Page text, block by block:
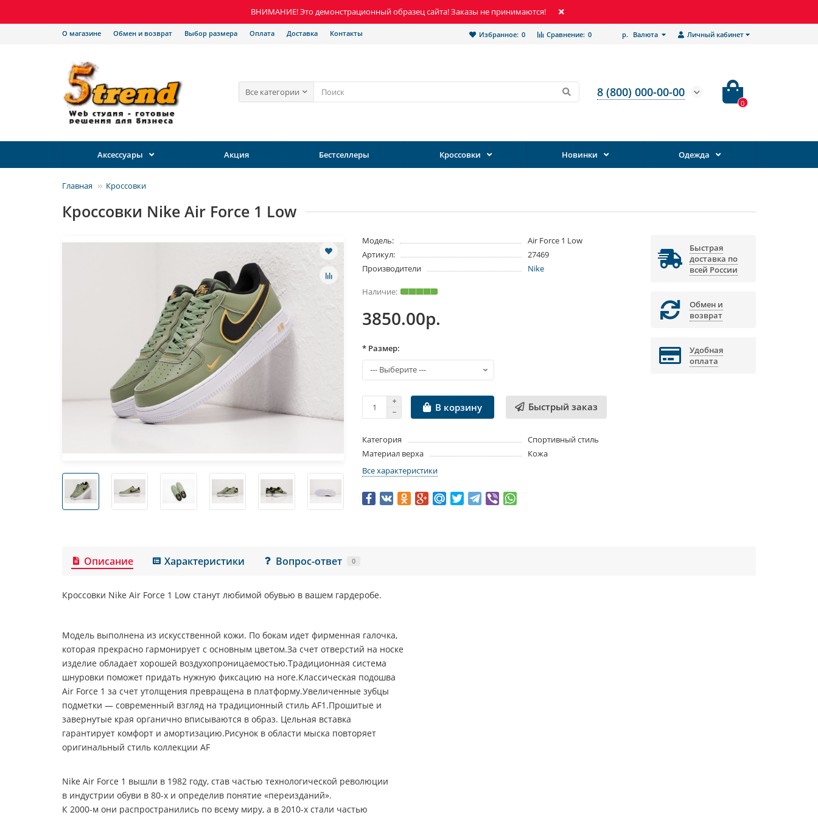
ВНИМАНИЕ! Это демонстрационный образец сайта! Заказы не принимаются!
Личный кабинет
р. Валюта
Сравнение: 0
Избранное: 0
О магазине Обмен и возврат Выбор размера Оплата Доставка Контакты
Все категории 8 (800) 000-00-00
0
Аксессуары Акция Бестселлеры Кроссовки Новинки Одежда
Главная Кроссовки
Кроссовки Nike Air Force 1 Low
Модель:
Air Force 1 Low
Артикул:
27469
Производители
Nike
3850.00р.
* Размер:
В корзину Быстрый заказ
Категория
Спортивный стиль
Материал верха
Кожа
Все характеристики
Быстрая
доставка по
всей России
Обмен и
возврат
Удобная
оплата
Описание Характеристики Вопрос-ответ 0
Кроссовки Nike Air Force 1 Low станут любимой обувью в вашем гардеробе.
Модель выполнена из искусственной кожи. По бокам идет фирменная галочка,
которая прекрасно гармонирует с основным цветом.За счет отверстий на носке
изделие обладает хорошей воздухопроницаемостью.Традиционная система
шнуровки поможет придать нужную фиксацию на ноге.Классическая подошва
Air Force 1 за счет утолщения превращена в платформу.Увеличенные зубцы
подметки — современный взгляд на традиционный стиль AF1.Прошитые и
завернутые края органично вписываются в образ. Цельная вставка
гарантирует комфорт и амортизацию.Рисунок в области мыска повторяет
оригинальный стиль коллекции AF
Nike Air Force 1 вышли в 1982 году, став частью технологической революции
в индустрии обуви в 80-х и определив понятие «переизданий».
К 2000-м они распространились по всему миру, а в 2010-х стали частью